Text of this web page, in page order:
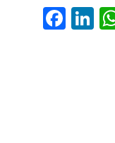
Fa
ce
Li
nk